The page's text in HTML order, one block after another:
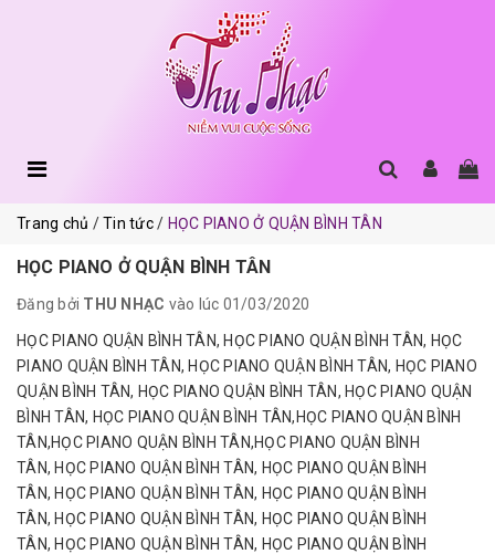
Trang chủ Tin tức HỌC PIANO Ở QUẬN BÌNH TÂN
HỌC PIANO Ở QUẬN BÌNH TÂN
Đăng bởi THU NHẠC vào lúc 01/03/2020
HỌC PIANO QUẬN BÌNH TÂN, HỌC PIANO QUẬN BÌNH TÂN, HỌC
PIANO QUẬN BÌNH TÂN, HỌC PIANO QUẬN BÌNH TÂN, HỌC PIANO
QUẬN BÌNH TÂN, HỌC PIANO QUẬN BÌNH TÂN, HỌC PIANO QUẬN
BÌNH TÂN, HỌC PIANO QUẬN BÌNH TÂN,HỌC PIANO QUẬN BÌNH
TÂN,HỌC PIANO QUẬN BÌNH TÂN,HỌC PIANO QUẬN BÌNH
TÂN, HỌC PIANO QUẬN BÌNH TÂN, HỌC PIANO QUẬN BÌNH
TÂN, HỌC PIANO QUẬN BÌNH TÂN, HỌC PIANO QUẬN BÌNH
TÂN, HỌC PIANO QUẬN BÌNH TÂN, HỌC PIANO QUẬN BÌNH
TÂN, HỌC PIANO QUẬN BÌNH TÂN, HỌC PIANO QUẬN BÌNH